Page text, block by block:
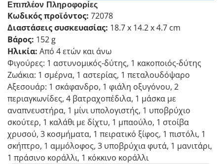
Επιπλέον Πληροφορίες
Κωδικός προϊόντος: 72078
Διαστάσεις συσκευασίας: 18.7 x 14.2 x 4.7 cm
Βάρος: 152 g
Ηλικία: Από 4 ετών και άνω
Φιγούρες: 1 αστυνομικός-δύτης, 1 κακοποιός-δύτης
Ζωάκια: 1 σμέρνα, 1 αστερίας, 1 πεταλουδόψαρο
Αξεσουάρ: 1 σκάφανδρο, 1 φιάλη οξυγόνου, 2
περιαγκωνίδες, 4 βατραχοπέδιλα, 1 μάσκα με
αναπνευστήρα, 1 μίνι υπολογιστής, 1 υποβρύχιο
σκούτερ, 1 καλάθι με δίχτυ, 1 μπαούλο, 1 στοίβα
χρυσού, 3 κοσμήματα, 1 πειρατικό ξίφος, 1 πιστόλι, 1
σκήπτρο, 1 αμμόλοφος, 3 υποβρύχια φυτά, 1 μανιτάρι,
1 πράσινο κοράλλι, 1 κόκκινο κοράλλι